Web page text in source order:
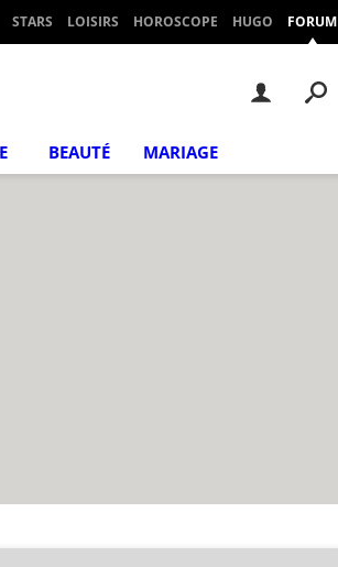
STARS LOISIRS HOROSCOPE HUGO FORUM
BEAUTÉ MARIAGE